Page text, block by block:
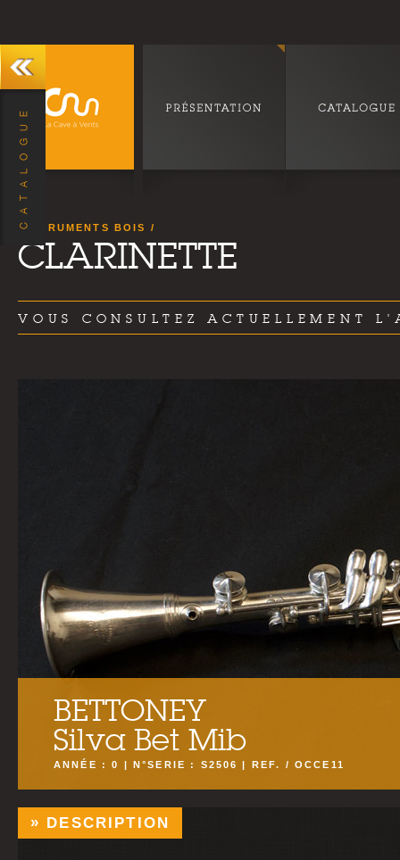
INSTRUMENTS BOIS
CLARINETTE
VOUS CONSULTEZ ACTUELLEMENT
BETTONEY
Silva Bet Mib
ANNÉE : 0 | N°SERIE : S2506 | REF. / OCCE11
DESCRIPTION